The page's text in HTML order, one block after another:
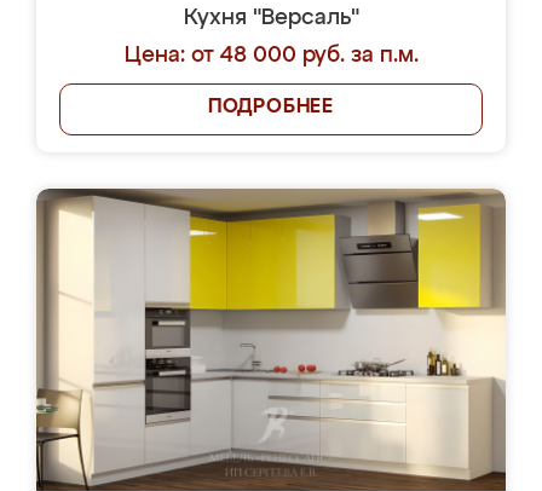
Кухня "Версаль"
Цена: от 48 000 руб. за п.м.
ПОДРОБНЕЕ